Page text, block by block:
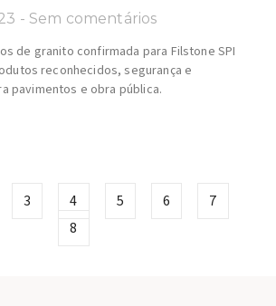
Sem comentários
de granito confirmada para Filstone SPI
reconhecidos, segurança e
pavimentos e obra pública.
3 4 5 6
7
8